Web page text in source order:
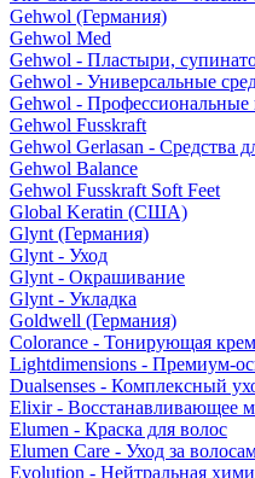
Gehwol (Германия)
Gehwol Med
Gehwol - Пластыри,
Gehwol - Универсальные
Gehwol - Профессиональные
Gehwol Fusskraft
Gehwol Gerlasan - Средства
Gehwol Balance
Gehwol Fusskraft Soft Feet
Global Keratin (США)
Glynt (Германия)
Glynt - Уход
Glynt - Окрашивание
Glynt - Укладка
Goldwell (Германия)
Colorance - Тонирующая
Lightdimensions - Премиум-
Dualsenses - Комплексный
Elixir - Восстанавливающее
Elumen - Краска для волос
Elumen Care - Уход за
Evolution - Нейтральная